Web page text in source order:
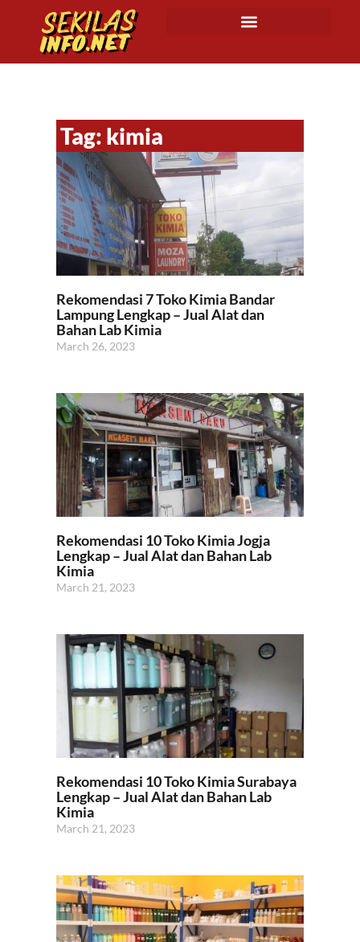
Tag: kimia
Rekomendasi 7 Toko Kimia Bandar
Lampung Lengkap – Jual Alat dan
Bahan Lab Kimia
March 26, 2023
Rekomendasi 10 Toko Kimia Jogja
Lengkap – Jual Alat dan Bahan Lab
Kimia
March 21, 2023
Rekomendasi 10 Toko Kimia Surabaya
Lengkap – Jual Alat dan Bahan Lab
Kimia
March 21, 2023